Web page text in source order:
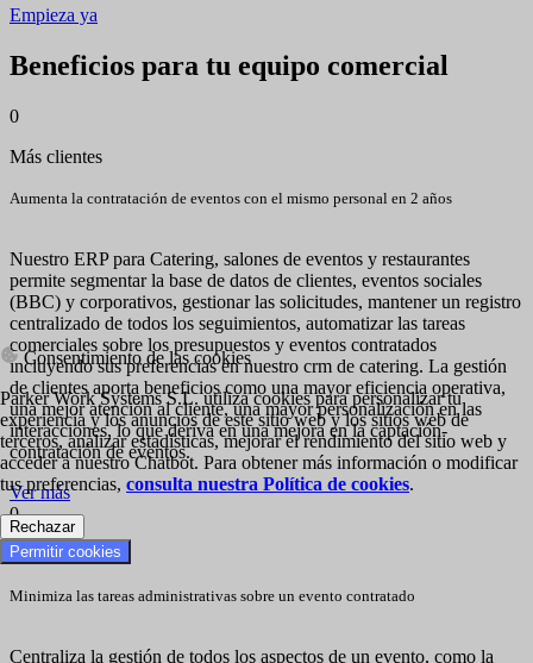
Empieza ya
Beneficios para tu equipo comercial
0
Más clientes
Aumenta la contratación de eventos con el mismo personal en 2 años
Nuestro ERP para Catering, salones de eventos y restaurantes
permite segmentar la base de datos de clientes, eventos sociales
(BBC) y corporativos, gestionar las solicitudes, mantener un registro
centralizado de todos los seguimientos, automatizar las tareas
comerciales sobre los presupuestos y eventos contratados
incluyendo sus preferencias en nuestro crm de catering. La gestión
de clientes aporta beneficios como una mayor eficiencia operativa,
una mejor atención al cliente, una mayor personalización en las
interacciones, lo que deriva en una mejora en la captación-
contratación de eventos.
Ver más
0
Ahorra tiempo
Minimiza las tareas administrativas sobre un evento contratado
Centraliza la gestión de todos los aspectos de un evento, como la
Consentimiento de las cookies
Parker Work Systems S.L. utiliza cookies para personalizar tu
experiencia y los anuncios de este sitio web y los sitios web de
terceros, analizar estadísticas, mejorar el rendimiento del sitio web y
acceder a nuestro Chatbot. Para obtener más información o modificar
tus preferencias, consulta nuestra Política de cookies.
Rechazar
Permitir cookies